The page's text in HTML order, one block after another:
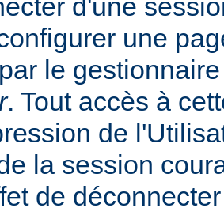
d'une
une
le
. Tout accès à
de
la session
de